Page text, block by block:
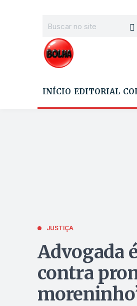
INÍCIO EDITORIAL
JUSTIÇA
Advogada
contra